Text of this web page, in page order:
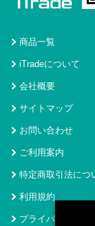
商品一覧
iTradeについて
会社概要
サイトマップ
お問い合わせ
ご利用案内
特定商取引法につ
利用規約
プライバシーポリ